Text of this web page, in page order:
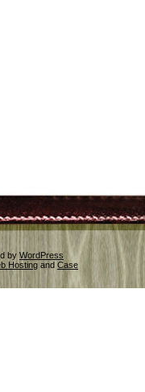
by WordPress
Hosting and Case